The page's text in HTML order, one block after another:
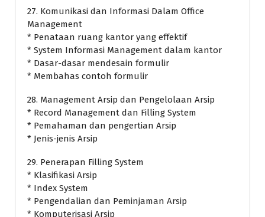
27. Komunikasi dan Informasi Dalam Office
Management
* Penataan ruang kantor yang effektif
* System Informasi Management dalam kantor
* Dasar-dasar mendesain formulir
* Membahas contoh formulir
28. Management Arsip dan Pengelolaan Arsip
* Record Management dan Filling System
* Pemahaman dan pengertian Arsip
* Jenis-jenis Arsip
29. Penerapan Filling System
* Klasifikasi Arsip
* Index System
* Pengendalian dan Peminjaman Arsip
* Komputerisasi Arsip